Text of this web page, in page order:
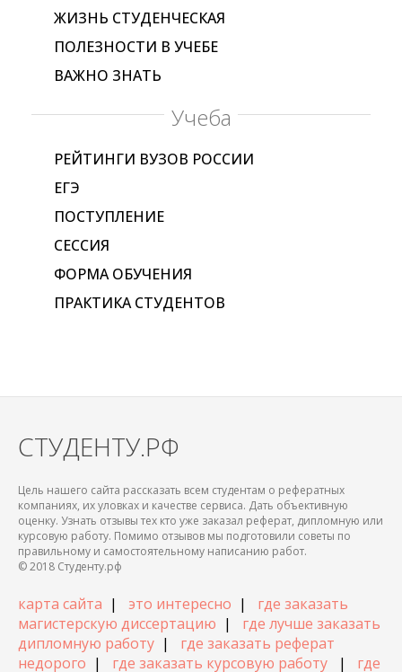
ЖИЗНЬ СТУДЕНЧЕСКАЯ
ПОЛЕЗНОСТИ В УЧЕБЕ
ВАЖНО ЗНАТЬ
Учеба
РЕЙТИНГИ ВУЗОВ РОССИИ
ЕГЭ
ПОСТУПЛЕНИЕ
СЕССИЯ
ФОРМА ОБУЧЕНИЯ
ПРАКТИКА СТУДЕНТОВ
СТУДЕНТУ.РФ
Цель нашего сайта рассказать всем студентам о рефератных
компаниях, их уловках и качестве сервиса. Дать объективную
оценку. Узнать отзывы тех кто уже заказал реферат, дипломную или
курсовую работу. Помимо отзывов мы подготовили советы по
правильному и самостоятельному написанию работ.
© 2018 Студенту.рф
карта сайта | это интересно | где заказать
магистерскую диссертацию | где лучше заказать
дипломную работу | где заказать реферат
недорого | где заказать курсовую работу | где